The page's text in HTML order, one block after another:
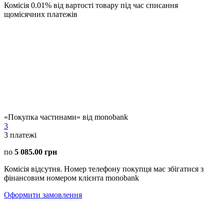
Комісія 0.01% від вартості товару під час списання
щомісячних платежів
«Покупка частинами» від monobank
3
3 платежі
по 5 085.00 грн
Комісія відсутня. Номер телефону покупця має збігатися з
фінансовим номером клієнта monobank
Оформити замовлення